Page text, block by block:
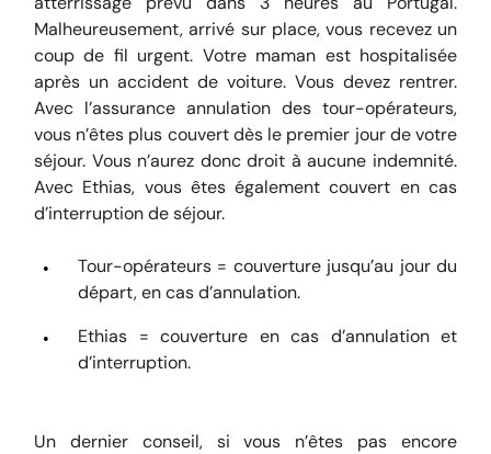
Malheureusement, arrivé sur place, vous recevez un
coup de fil urgent. Votre maman est hospitalisée
après un accident de voiture. Vous devez rentrer.
Avec l’assurance annulation des tour-opérateurs,
vous n’êtes plus couvert dès le premier jour de votre
séjour. Vous n’aurez donc droit à aucune indemnité.
Avec Ethias, vous êtes également couvert en cas
d’interruption de séjour.
Tour-opérateurs = couverture jusqu’au jour du
départ, en cas d’annulation.
Ethias = couverture en cas d’annulation et
d’interruption.
Un dernier conseil, si vous n’êtes pas encore